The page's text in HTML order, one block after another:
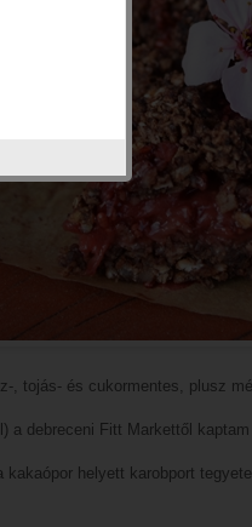
, tojás- és cukormentes, plusz
a debreceni Fitt Markettől
helyett karobport